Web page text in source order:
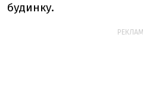
будинку.